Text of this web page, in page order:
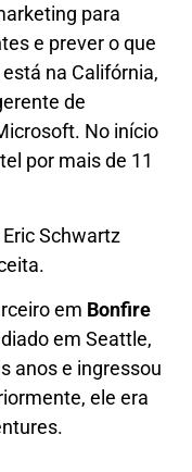
para
e prever o que
na Califórnia,
de
No início
por mais de 11
Schwartz
em Bonfire
em Seattle,
anos e ingressou
ele era